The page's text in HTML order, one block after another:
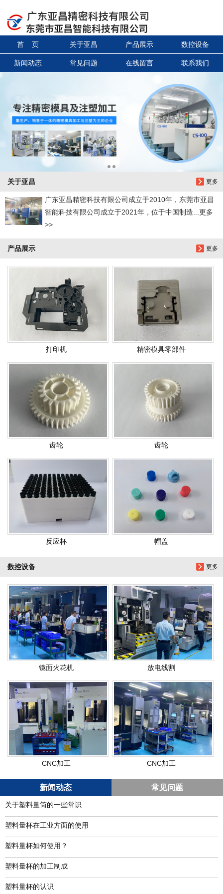
首 页 关于亚昌 产品展示 数控设备
新闻动态 常见问题 在线留言 联系我们
更多
关于亚昌
广东亚昌精密科技有限公司成立于2010年，东莞市亚昌
智能科技有限公司成立于2021年，位于中国制造...更多
>>
更多
产品展示
打印机 精密模具零部件
齿轮 齿轮
反应杯 帽盖
更多
数控设备
镜面火花机 放电线割
CNC加工 CNC加工
新闻动态 常见问题
关于塑料量筒的一些常识
塑料量杯在工业方面的使用
塑料量杯如何使用？
塑料量杯的加工制成
塑料量杯的认识
信息搜索
搜索